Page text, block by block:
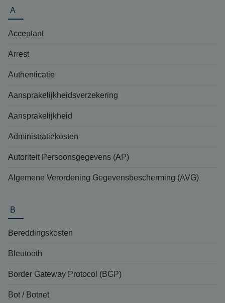
A
Acceptant
Arrest
Authenticatie
Aansprakelijkheidsverzekering
Aansprakelijkheid
Administratiekosten
Autoriteit Persoonsgegevens (AP)
Algemene Verordening Gegevensbescherming (AVG)
B
Bereddingskosten
Bleutooth
Border Gateway Protocol (BGP)
Bot / Botnet